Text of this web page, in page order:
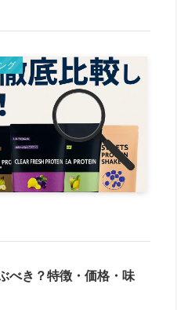
グ
べき？特徴・価格・味